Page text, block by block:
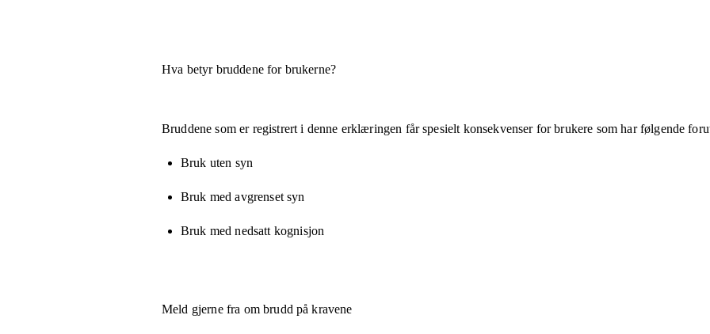
Hva betyr bruddene for brukerne?
Bruddene som er registrert i denne erklæringen får spesielt konsekvenser for brukere som har følgende
Bruk uten syn
Bruk med avgrenset syn
Bruk med nedsatt kognisjon
Meld gjerne fra om brudd på kravene